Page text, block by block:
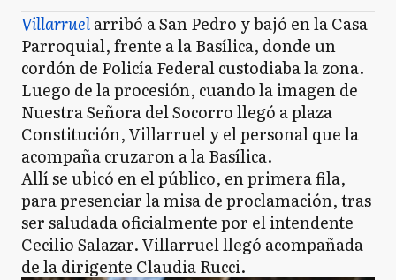
Villarruelarribó a San Pedro y bajó en la Casa
Parroquial, frente a la Basílica, donde un
cordón de Policía Federal custodiaba la zona.
Luego de la procesión, cuando la imagen de
Nuestra Señora del Socorro llegó a plaza
Constitución, Villarruel y el personal que la
acompaña cruzaron a la Basílica.
Allí se ubicó en el público, en primera fila,
para presenciar la misa de proclamación, tras
ser saludada oficialmente por el intendente
Cecilio Salazar. Villarruel llegó acompañada
de la dirigente Claudia Rucci.